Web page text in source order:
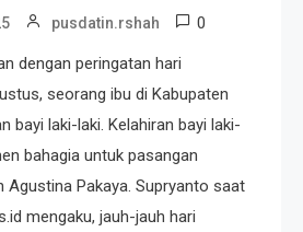
pusdatin.rshah 0
dengan peringatan hari
seorang ibu di Kabupaten
bayi laki-laki. Kelahiran bayi laki-
bahagia untuk pasangan
Agustina Pakaya. Supryanto saat
mengaku, jauh-jauh hari